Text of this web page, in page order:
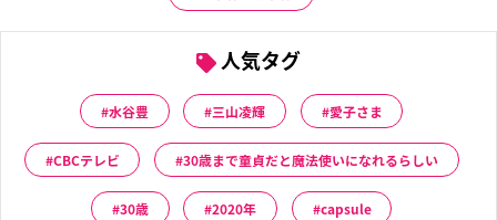
人気タグ
水谷豊 三山凌輝 愛子さま
CBCテレビ 30歳まで童貞だと魔法使いになれるらしい
30歳 2020年 capsule